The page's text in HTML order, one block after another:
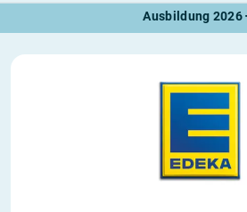
Ausbildung 2026